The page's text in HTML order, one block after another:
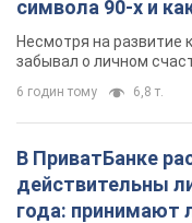
символа 90-х и
Несмотря на развитие
забывал о личном
6 годин тому 6,8 т.
В ПриватБанке
действительны
года: принимают